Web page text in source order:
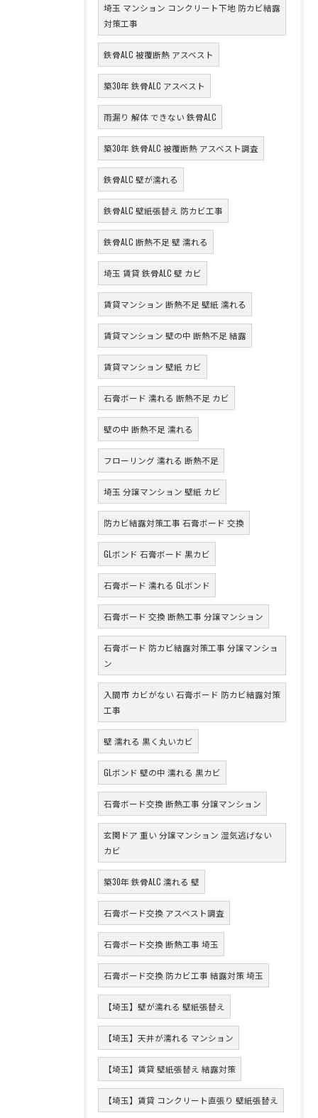
埼玉 マンション コンクリート下地 防カビ結露
対策工事
鉄骨ALC 被覆断熱 アスベスト
築30年 鉄骨ALC アスベスト
雨漏り 解体 できない 鉄骨ALC
築30年 鉄骨ALC 被覆断熱 アスベスト調査
鉄骨ALC 壁が濡れる
鉄骨ALC 壁紙張替え 防カビ工事
鉄骨ALC 断熱不足 壁 濡れる
埼玉 賃貸 鉄骨ALC 壁 カビ
賃貸マンション 断熱不足 壁紙 濡れる
賃貸マンション 壁の中 断熱不足 結露
賃貸マンション 壁紙 カビ
石膏ボード 濡れる 断熱不足 カビ
壁の中 断熱不足 濡れる
フローリング 濡れる 断熱不足
埼玉 分譲マンション 壁紙 カビ
防カビ結露対策工事 石膏ボード 交換
GLボンド 石膏ボード 黒カビ
石膏ボード 濡れる GLボンド
石膏ボード 交換 断熱工事 分譲マンション
石膏ボード 防カビ結露対策工事 分譲マンショ
ン
入間市 カビがない 石膏ボード 防カビ結露対策
工事
壁 濡れる 黒く丸いカビ
GLボンド 壁の中 濡れる 黒カビ
石膏ボード交換 断熱工事 分譲マンション
玄関ドア 重い 分譲マンション 湿気逃げない
カビ
築30年 鉄骨ALC 濡れる 壁
石膏ボード交換 アスベスト調査
石膏ボード交換 断熱工事 埼玉
石膏ボード交換 防カビ工事 結露対策 埼玉
【埼玉】壁が濡れる 壁紙張替え
【埼玉】天井が濡れる マンション
【埼玉】賃貸 壁紙張替え 結露対策
【埼玉】賃貸 コンクリート直張り 壁紙張替え